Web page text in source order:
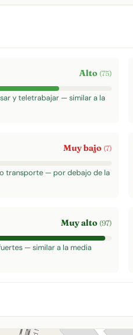
Alto (75)
y teletrabajar — similar a la
Muy bajo (7)
transporte — por debajo de la
Muy alto (97)
— similar a la media